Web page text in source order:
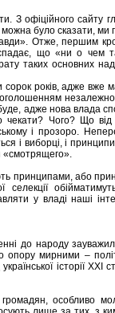
З офіційного сайту
було сказати,
Отже, першим
що «ни о чем
таких основних
років, адже вже
адже нова влада
чекати? Чого? Що
і прозоро.
і виборці, і
«смотрящего».
принципами, або
у владі наші
до народу
опору мирними –
історії ХХІ
особливо